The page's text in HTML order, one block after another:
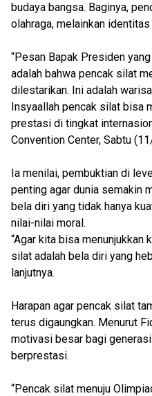
budaya bangsa. Baginya,
olahraga, melainkan
“Pesan Bapak Presiden
adalah bahwa pencak silat
dilestarikan. Ini adalah
Insyaallah pencak silat bisa
prestasi di tingkat
Convention Center, Sabtu
Ia menilai, pembuktian di
penting agar dunia semakin
bela diri yang tidak hanya
nilai-nilai moral.
“Agar kita bisa menunjukkan
silat adalah bela diri yang
lanjutnya.
Harapan agar pencak silat
terus digaungkan. Menurut
motivasi besar bagi
berprestasi.
“Pencak silat menuju